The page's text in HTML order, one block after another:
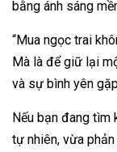
bằng ánh sáng
“Mua ngọc trai
Mà là để giữ lại
và sự bình yên gặp
Nếu bạn đang tìm
tự nhiên, vừa